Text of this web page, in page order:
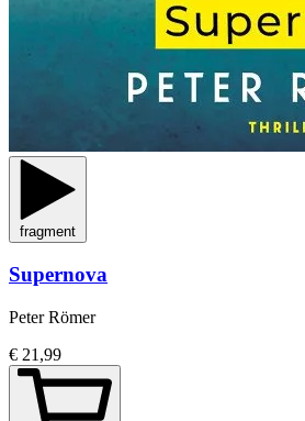
fragment
Supernova
Peter Römer
€ 21,99